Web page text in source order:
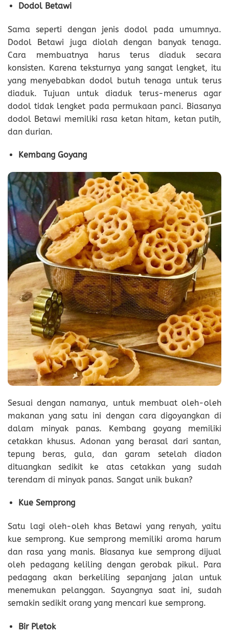
Dodol Betawi
Sama seperti dengan jenis dodol pada umumnya.
Dodol Betawi juga diolah dengan banyak tenaga.
Cara membuatnya harus terus diaduk secara
konsisten. Karena teksturnya yang sangat lengket, itu
yang menyebabkan dodol butuh tenaga untuk terus
diaduk. Tujuan untuk diaduk terus-menerus agar
dodol tidak lengket pada permukaan panci. Biasanya
dodol Betawi memiliki rasa ketan hitam, ketan putih,
dan durian.
Kembang Goyang
Sesuai dengan namanya, untuk membuat oleh-oleh
makanan yang satu ini dengan cara digoyangkan di
dalam minyak panas. Kembang goyang memiliki
cetakkan khusus. Adonan yang berasal dari santan,
tepung beras, gula, dan garam setelah diadon
dituangkan sedikit ke atas cetakkan yang sudah
terendam di minyak panas. Sangat unik bukan?
Kue Semprong
Satu lagi oleh-oleh khas Betawi yang renyah, yaitu
kue semprong. Kue semprong memiliki aroma harum
dan rasa yang manis. Biasanya kue semprong dijual
oleh pedagang keliling dengan gerobak pikul. Para
pedagang akan berkeliling sepanjang jalan untuk
menemukan pelanggan. Sayangnya saat ini, sudah
semakin sedikit orang yang mencari kue semprong.
Bir Pletok